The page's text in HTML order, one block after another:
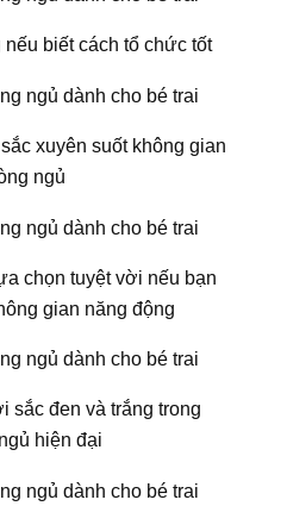
biết cách tổ chức tốt
xuyên suốt không gian
ngủ
chọn tuyệt vời nếu bạn
gian năng động
sắc đen và trắng trong
hiện đại